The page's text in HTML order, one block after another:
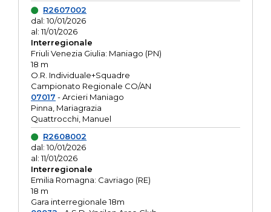
R2607002
dal: 10/01/2026
al: 11/01/2026
Interregionale
Friuli Venezia Giulia: Maniago (PN)
18 m
O.R. Individuale+Squadre
Campionato Regionale CO/AN
07017 - Arcieri Maniago
Pinna, Mariagrazia
Quattrocchi, Manuel
R2608002
dal: 10/01/2026
al: 11/01/2026
Interregionale
Emilia Romagna: Cavriago (RE)
18 m
Gara interregionale 18m